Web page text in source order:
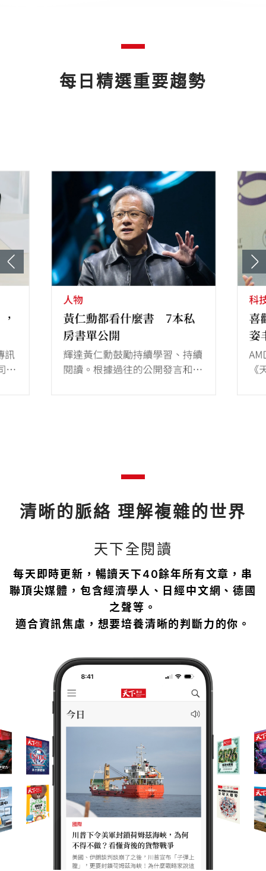
每日精選重要趨勢
清晰的脈絡 理解複雜的世界
天下全閱讀
每天即時更新，暢讀天下40餘年所有文章，串
聯頂尖媒體，包含經濟學人、日經中文網、德國
之聲等。
適合資訊焦慮，想要培養清晰的判斷力的你。